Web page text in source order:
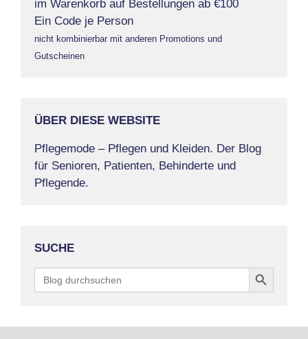
im Warenkorb auf Bestellungen ab €100
Ein Code je Person
nicht kombinierbar mit anderen Promotions und
Gutscheinen
ÜBER DIESE WEBSITE
Pflegemode – Pflegen und Kleiden. Der Blog
für Senioren, Patienten, Behinderte und
Pflegende.
SUCHE
for:
Search Button